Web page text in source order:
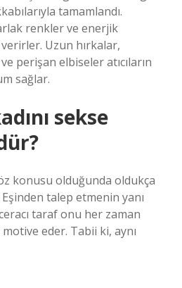
tamamlandı.
renkler ve enerjik
verirler. Uzun hırkalar,
perişan elbiseler atıcıların
sağlar.
sekse
konusu olduğunda oldukça
talep etmenin yanı
taraf onu her zaman
eder. Tabii ki, aynı